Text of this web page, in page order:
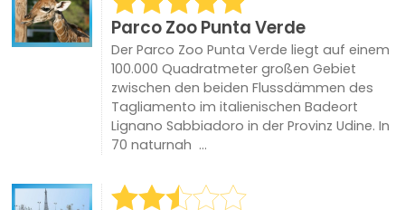
Parco Zoo Punta Verde
Der Parco Zoo Punta Verde liegt auf einem
100.000 Quadratmeter großen Gebiet
zwischen den beiden Flussdämmen des
Tagliamento im italienischen Badeort
Lignano Sabbiadoro in der Provinz Udine. In
70 naturnah ...